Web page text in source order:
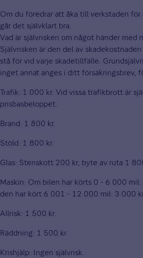
Om du föredrar att åka till verkstaden för
går det självklart bra.
Vad är självrisken om något händer med
Självrisken är den del av
stå för vid varje skadetillfälle.
inget annat anges i ditt försäkringsbrev,
Trafik: 1 000 kr. Vid vissa trafikbrott är
prisbasbeloppet.
Brand: 1 800 kr.
Stöld: 1 800 kr.
Glas: Stenskott 200 kr, byte av ruta 1
Maskin: Om bilen har körts 0 - 6 000
den har kört 6 001 - 12 000 mil: 3 000
Allrisk: 1 500 kr.
Räddning: 1 500 kr.
Krishjälp: Ingen självrisk.